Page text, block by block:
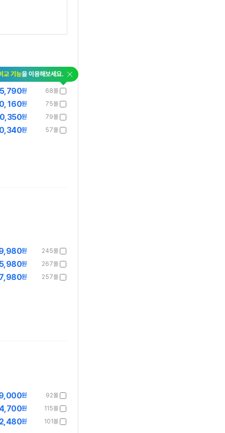
교 기능을 이용해보세요. 닫
기
68몰
원
75몰
원
79몰
원
57몰
원
245몰
원
267몰
원
257몰
원
92몰
원
115몰
원
101몰
원